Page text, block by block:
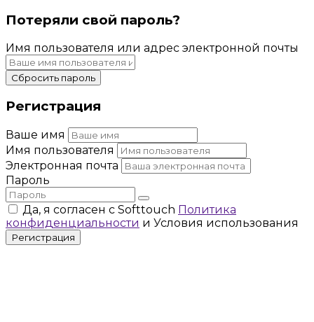
Потеряли свой пароль?
Имя пользователя или адрес электронной почты
Сбросить пароль
Регистрация
Ваше имя
Имя пользователя
Электронная почта
Пароль
Да, я согласен с Softtouch Политика
конфиденциальности и Условия использования
Регистрация